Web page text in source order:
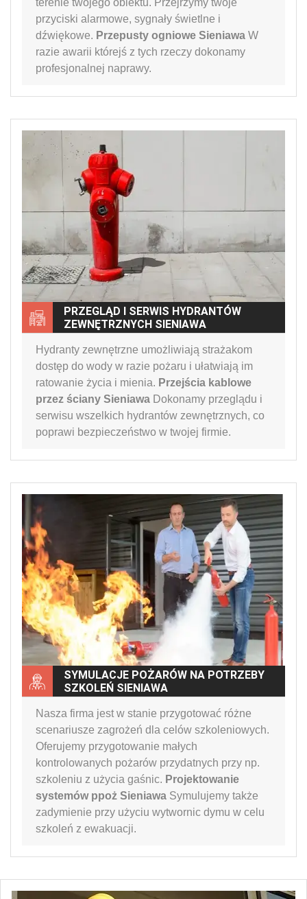
terenie twojego obiektu. Przejrzymy twoje
przyciski alarmowe, sygnały świetlne i
dźwiękowe. Przepusty ogniowe Sieniawa W
razie awarii którejś z tych rzeczy dokonamy
profesjonalnej naprawy.
PRZEGLĄD I SERWIS HYDRANTÓW
ZEWNĘTRZNYCH SIENIAWA
Hydranty zewnętrzne umożliwiają strażakom
dostęp do wody w razie pożaru i ułatwiają im
ratowanie życia i mienia. Przejścia kablowe
przez ściany Sieniawa Dokonamy przeglądu i
serwisu wszelkich hydrantów zewnętrznych, co
poprawi bezpieczeństwo w twojej firmie.
SYMULACJE POŻARÓW NA POTRZEBY
SZKOLEŃ SIENIAWA
Nasza firma jest w stanie przygotować różne
scenariusze zagrożeń dla celów szkoleniowych.
Oferujemy przygotowanie małych
kontrolowanych pożarów przydatnych przy np.
szkoleniu z użycia gaśnic. Projektowanie
systemów ppoż Sieniawa Symulujemy także
zadymienie przy użyciu wytwornic dymu w celu
szkoleń z ewakuacji.